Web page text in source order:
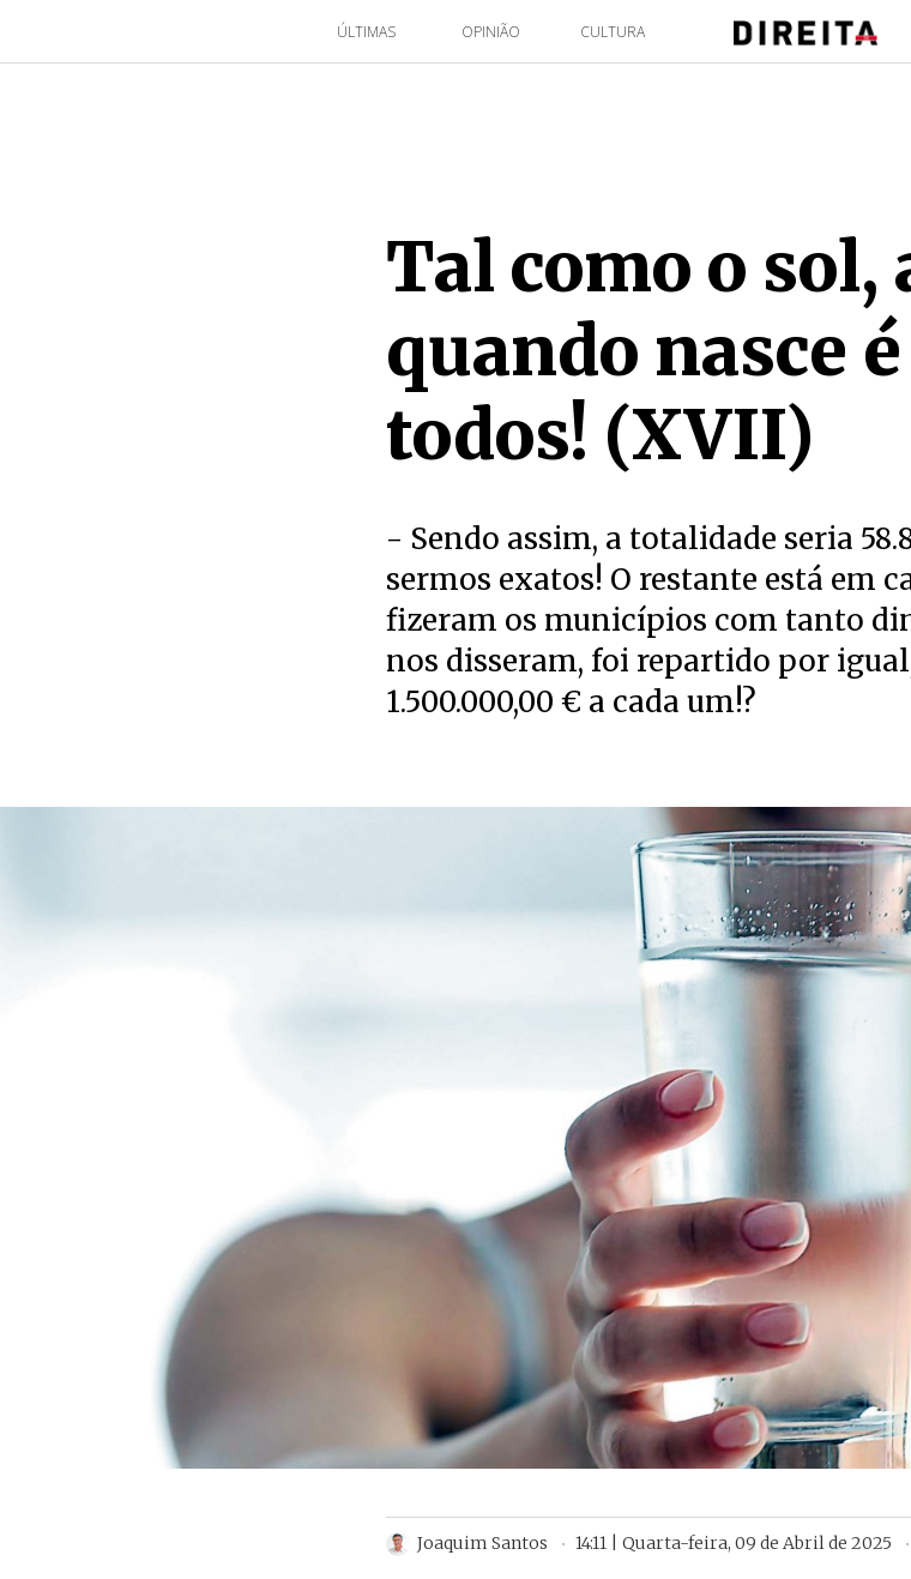
ÚLTIMAS OPINIÃO CULTURA
Tal como o sol,
quando nasce
todos! (XVII)
- Sendo assim, a totalidade seria
sermos exatos! O restante está em
fizeram os municípios com tanto
nos disseram, foi repartido por
1.500.000,00 € a cada um!?
Joaquim Santos 14:11 | Quarta-feira, 09 de Abril de 2025